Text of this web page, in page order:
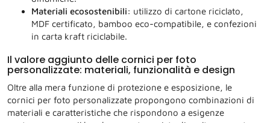
Materiali ecosostenibili: utilizzo di cartone riciclato,
MDF certificato, bamboo eco-compatibile, e confezioni
in carta kraft riciclabile.
Il valore aggiunto delle cornici per foto
personalizzate: materiali, funzionalità e design
Oltre alla mera funzione di protezione e esposizione, le
cornici per foto personalizzate propongono combinazioni di
materiali e caratteristiche che rispondono a esigenze